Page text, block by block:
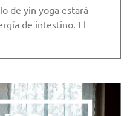
de yin yoga estará
de intestino. El